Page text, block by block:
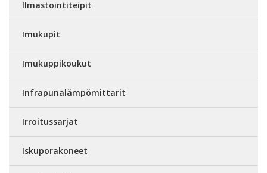
Ilmastointiteipit
Imukupit
Imukuppikoukut
Infrapunalämpömittarit
Irroitussarjat
Iskuporakoneet